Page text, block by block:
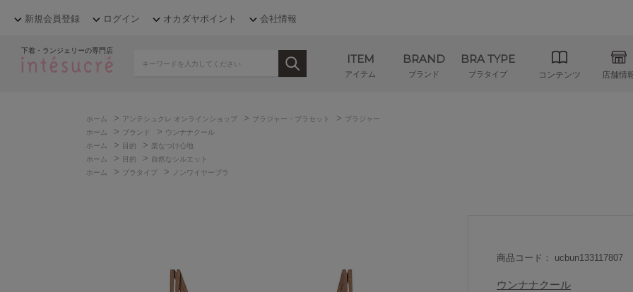
新規会員登録 ログイン オカダヤポイント 会社情報
下着・ランジェリーの専門店
ITEM
アイテム
BRAND
ブランド
BRA TYPE
ブラタイプ コンテンツ 店舗情
ホーム > アンテシュクレ オンラインショップ > ブラジャー・ブラセット > ブラジャー
ホーム
> ブランド > ウンナナクール
ホーム
> 目的 > 楽なつけ心地
ホーム
> 目的 > 自然なシルエット
ホーム
> ブラタイプ > ノンワイヤーブラ
商品コード： ucbun133117807
ウンナナクール